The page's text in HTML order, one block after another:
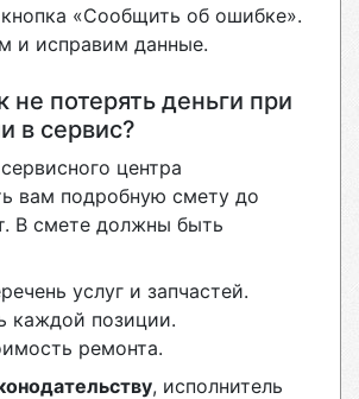
кнопка «Сообщить об ошибке».
и исправим данные.
не потерять деньги при
в сервис?
центра
вам подробную смету до
В смете должны быть
услуг и запчастей.
каждой позиции.
ремонта.
, исполнитель